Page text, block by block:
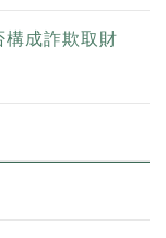
構成詐欺取財